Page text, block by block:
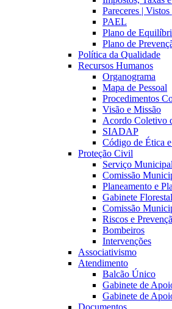
Pareceres |
PAEL
Plano de
Plano de
Política da Qualidade
Recursos Humanos
Organograma
Mapa de Pessoal
Procedimentos
Visão e Missão
Acordo Coletivo
SIADAP
Código de Ética
Proteção Civil
Serviço
Comissão
Planeamento e
Gabinete Florestal
Comissão
Riscos e
Bombeiros
Intervenções
Associativismo
Atendimento
Balcão Único
Gabinete de
Gabinete de
Documentos